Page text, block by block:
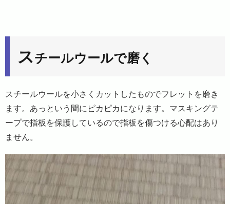
スチールウールで磨く
スチールウールを小さくカットしたものでフレットを磨き
ます。あっという間にピカピカになります。マスキングテ
ープで指板を保護しているので指板を傷つける心配はあり
ません。